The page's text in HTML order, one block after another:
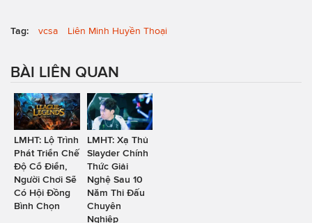
Tag: vcsa Liên Minh Huyền Thoại
BÀI LIÊN QUAN
LMHT: Lộ Trình
Phát Triển Chế
Độ Cổ Điển,
Người Chơi Sẽ
Có Hội Đồng
Bình Chọn
LMHT: Xạ Thủ
Slayder Chính
Thức Giải
Nghệ Sau 10
Năm Thi Đấu
Chuyên
Nghiệp